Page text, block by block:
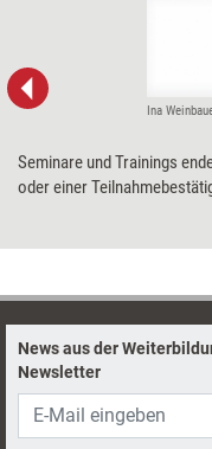
Ina
Seminare und Trainings
oder einer
News aus der
Newsletter